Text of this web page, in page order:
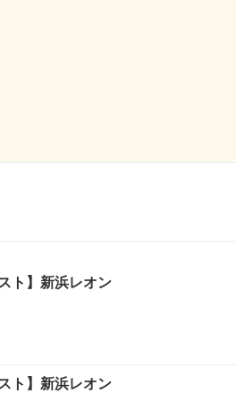
ト】新浜レオン
ト】新浜レオン